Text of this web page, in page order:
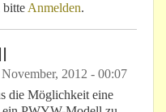
bitte Anmelden.
2012 - 00:07
die Möglichkeit eine